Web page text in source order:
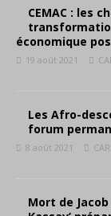
CEMAC : les
économique
19 août 2021
Les Afro-
forum
8 août 2021
Mort de